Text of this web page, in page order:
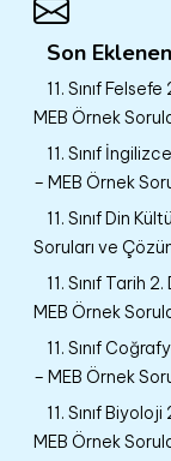
Son
11. Sınıf
MEB Örnek
11. Sınıf
– MEB Örnek
11. Sınıf Din
Soruları ve
11. Sınıf Tarih
MEB Örnek
11. Sınıf
– MEB Örnek
11. Sınıf
MEB Örnek